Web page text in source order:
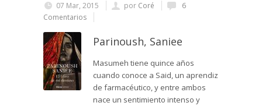
07 Mar, 2015 por Coré
6
Comentarios
Parinoush, Saniee
Masumeh tiene quince años
cuando conoce a Said, un aprendiz
de farmacéutico, y entre ambos
nace un sentimiento intenso y